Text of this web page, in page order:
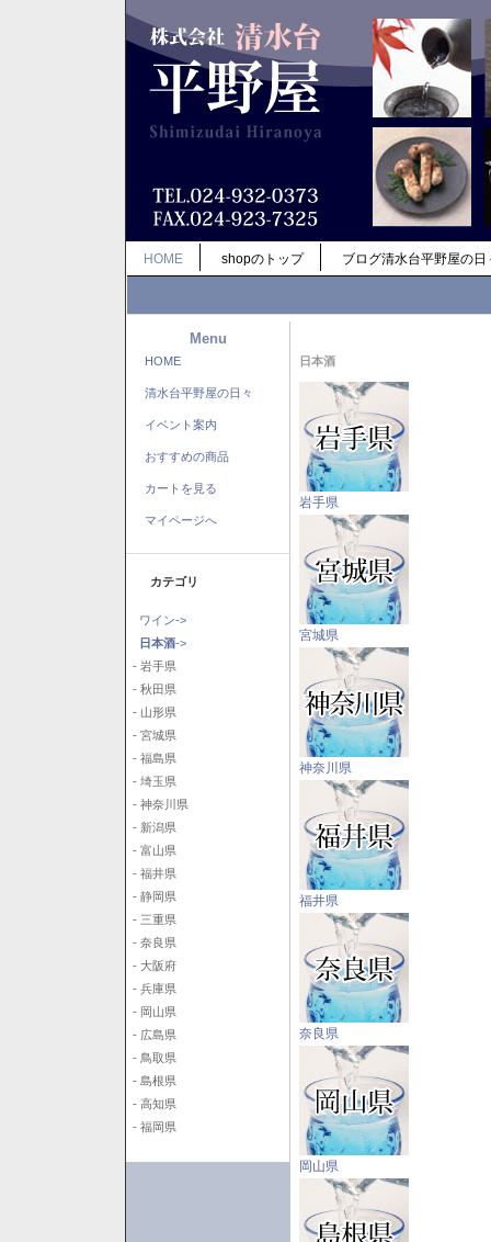
HOME shopのトップ ブログ清水台平野屋の日
Menu
HOME
清水台平野屋の日々
イベント案内
おすすめの商品
カートを見る
マイページへ
カテゴリ
ワイン->
日本酒->
- 岩手県
- 秋田県
- 山形県
- 宮城県
- 福島県
- 埼玉県
- 神奈川県
- 新潟県
- 富山県
- 福井県
- 静岡県
- 三重県
- 奈良県
- 大阪府
- 兵庫県
- 岡山県
- 広島県
- 鳥取県
- 島根県
- 高知県
- 福岡県
日本酒
岩手県
宮城県
神奈川県
福井県
奈良県
岡山県